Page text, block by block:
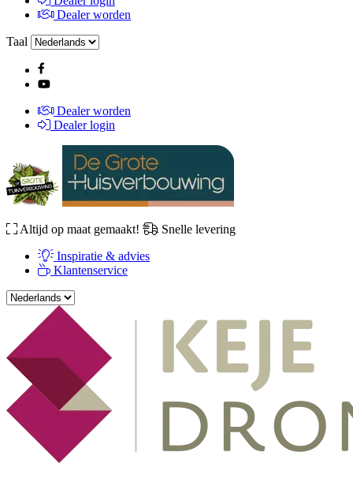
Dealer worden
Taal
Dealer worden
Dealer login
Altijd op maat gemaakt!
Snelle levering
Inspiratie & advies
Klantenservice